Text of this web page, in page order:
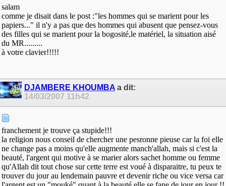
salam
comme je disait dans le post :"les hommes qui se marient pour les
papiers..." il n'y a pas que des hommes qui abusent que pensez-vous
des filles qui se marient pour la bogosité,le matériel, la situation aisé
du MR.........
à votre clavier!!!!!
DJAMBERE KHOUMBA a dit:
14/03/2007 11h42
franchement je trouve ça stupide!!!
la religion nous conseil de chercher une pesronne pieuse car la foi elle
ne change pas a moins qu'elle augmente manch'allah, mais si c'est la
beauté, l'argent qui motive à se marier alors sachet homme ou femme
qu'Allah dit tout chose sur cette terre est voué à disparaitre, tu peux te
trouver du jour au lendemain pauvre et devenir riche ou vice versa car